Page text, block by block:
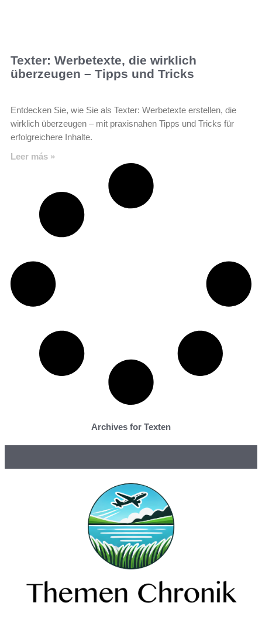
Texter: Werbetexte, die wirklich
überzeugen – Tipps und Tricks
Entdecken Sie, wie Sie als Texter: Werbetexte erstellen, die
wirklich überzeugen – mit praxisnahen Tipps und Tricks für
erfolgreichere Inhalte.
Leer más »
Archives for Texten